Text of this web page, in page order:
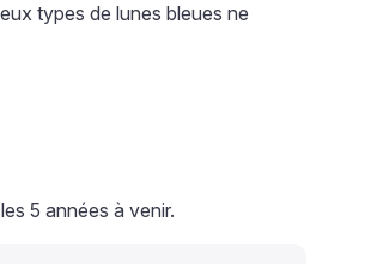
types de lunes bleues ne
5 années à venir.